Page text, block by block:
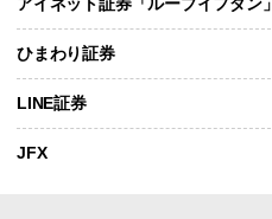
ひまわり証券
LINE証券
JFX